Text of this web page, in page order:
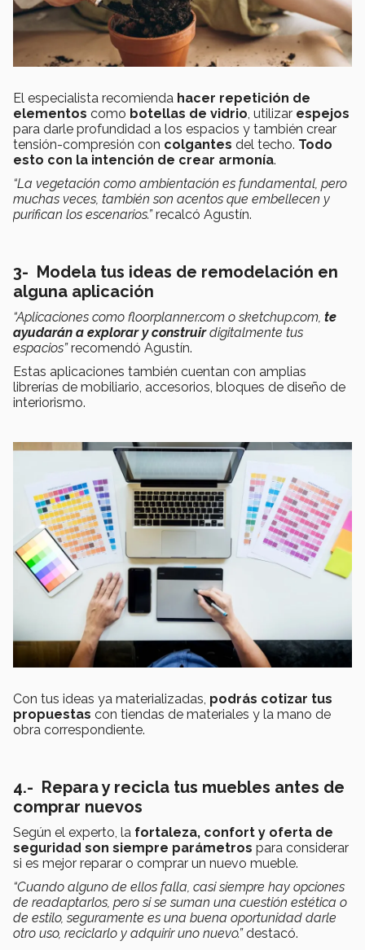
El especialista recomienda hacer repetición de
elementos como botellas de vidrio, utilizar espejos
para darle profundidad a los espacios y también crear
tensión-compresión con colgantes del techo. Todo
esto con la intención de crear armonía.
“La vegetación como ambientación es fundamental, pero
muchas veces, también son acentos que embellecen y
purifican los escenarios.”recalcó Agustín.
3- Modela tus ideas de remodelación en
alguna aplicación
“Aplicaciones como floorplanner.com o sketchup.com, te
ayudarán a explorar y construirdigitalmente tus
espacios”recomendó Agustín.
Estas aplicaciones también cuentan con amplias
librerías de mobiliario, accesorios, bloques de diseño de
interiorismo.
Con tus ideas ya materializadas, podrás cotizar tus
propuestas con tiendas de materiales y la mano de
obra correspondiente.
4.- Repara y recicla tus muebles antes de
comprar nuevos
Según el experto, la fortaleza, confort y oferta de
seguridad son siempre parámetros para considerar
si es mejor reparar o comprar un nuevo mueble.
“Cuando alguno de ellos falla, casi siempre hay opciones
de readaptarlos, pero si se suman una cuestión estética o
de estilo, seguramente es una buena oportunidad darle
otro uso, reciclarlo y adquirir uno nuevo.”destacó.